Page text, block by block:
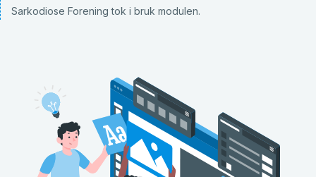
Sarkodiose Forening tok i bruk modulen.